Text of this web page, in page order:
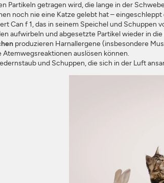
Partikeln getragen wird, die lange in der
noch nie eine Katze gelebt hat –
Can f 1, das in seinem Speichel und Schuppen
aufwirbeln und abgesetzte Partikel wieder in
produzieren Harnallergene (insbesondere
auslösen können.
und Schuppen, die sich in der Luft